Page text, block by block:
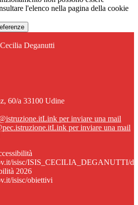
l'elenco nella pagina della cookie
Deganutti
60/a 33100 Udine
Link per inviare una mail
Link per inviare una mail
isisc/ISIS_CECILIA_DEGANUTTI/
2026
isisc/obiettivi